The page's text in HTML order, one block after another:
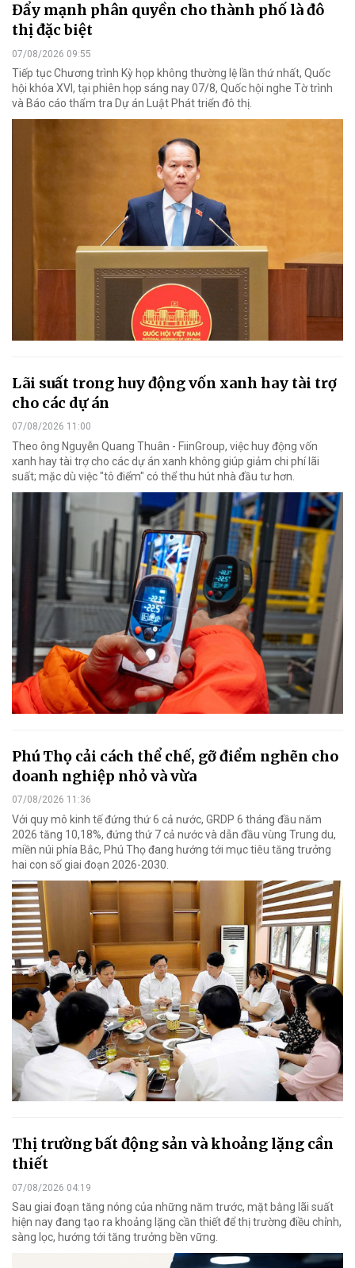
Đẩy mạnh phân quyền cho thành phố là đô
thị đặc biệt
07/08/2026 09:55
Tiếp tục Chương trình Kỳ họp không thường lệ lần thứ nhất, Quốc
hội khóa XVI, tại phiên họp sáng nay 07/8, Quốc hội nghe Tờ trình
và Báo cáo thẩm tra Dự án Luật Phát triển đô thị.
Lãi suất trong huy động vốn xanh hay tài trợ
cho các dự án
07/08/2026 11:00
Theo ông Nguyễn Quang Thuân - FiinGroup, việc huy động vốn
xanh hay tài trợ cho các dự án xanh không giúp giảm chi phí lãi
suất; mặc dù việc "tô điểm" có thể thu hút nhà đầu tư hơn.
Phú Thọ cải cách thể chế, gỡ điểm nghẽn cho
doanh nghiệp nhỏ và vừa
07/08/2026 11:36
Với quy mô kinh tế đứng thứ 6 cả nước, GRDP 6 tháng đầu năm
2026 tăng 10,18%, đứng thứ 7 cả nước và dẫn đầu vùng Trung du,
miền núi phía Bắc, Phú Thọ đang hướng tới mục tiêu tăng trưởng
hai con số giai đoạn 2026-2030.
Thị trường bất động sản và khoảng lặng cần
thiết
07/08/2026 04:19
Sau giai đoạn tăng nóng của những năm trước, mặt bằng lãi suất
hiện nay đang tạo ra khoảng lặng cần thiết để thị trường điều chỉnh,
sàng lọc, hướng tới tăng trưởng bền vững.